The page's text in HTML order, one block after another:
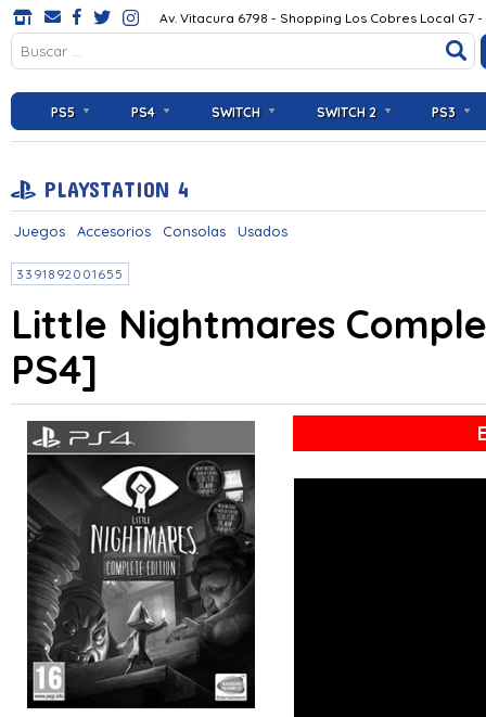
Av. Vitacura 6798 - Shopping Los Cobres Local G7
PS5 PS4 SWITCH SWITCH 2 PS3
PLAYSTATION 4
Juegos Accesorios Consolas Usados
3391892001655
Little Nightmares
PS4]